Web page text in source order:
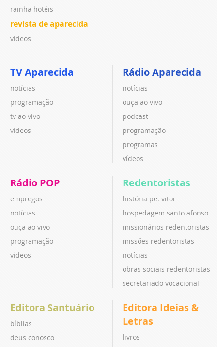
rainha hotéis
revista de aparecida
vídeos
TV Aparecida
notícias
programação
tv ao vivo
vídeos
Rádio Aparecida
notícias
ouça ao vivo
podcast
programação
programas
vídeos
Rádio POP
empregos
notícias
ouça ao vivo
programação
vídeos
Redentoristas
história pe. vitor
hospedagem santo afonso
missionários redentoristas
missões redentoristas
notícias
obras sociais redentoristas
secretariado vocacional
Editora Santuário
bíblias
deus conosco
Editora Ideias &
Letras
livros